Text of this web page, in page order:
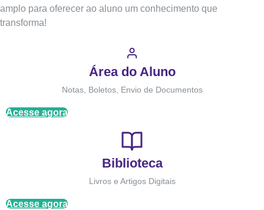
amplo para oferecer ao aluno um conhecimento que
transforma!
Área do Aluno
Notas, Boletos, Envio de Documentos
Acesse agora
Biblioteca
Livros e Artigos Digitais
Acesse agora